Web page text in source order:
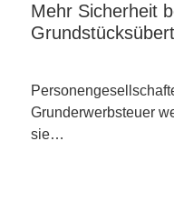
Mehr Sicherheit
Grunderwerbsteuer
sie…